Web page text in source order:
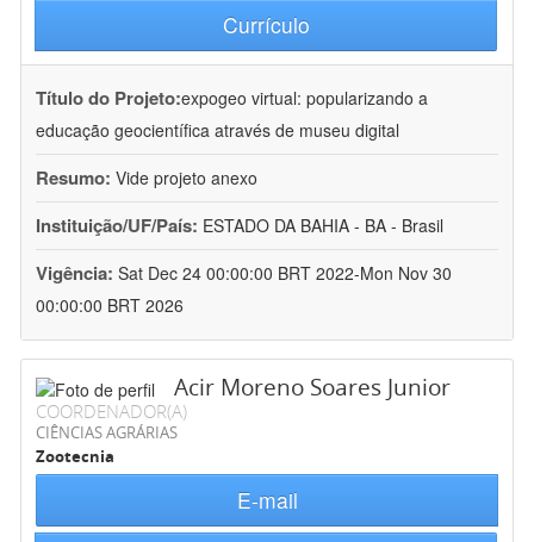
Currículo
Título do Projeto:expogeo virtual: popularizando a
educação geocientífica através de museu digital
Resumo: Vide projeto anexo
Instituição/UF/País: ESTADO DA BAHIA - BA - Brasil
Vigência: Sat Dec 24 00:00:00 BRT 2022-Mon Nov 30
00:00:00 BRT 2026
Acir Moreno Soares Junior
COORDENADOR(A)
CIÊNCIAS AGRÁRIAS
Zootecnia
E-mail